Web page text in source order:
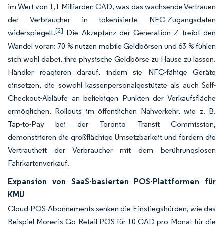
im Wert von 1,1 Milliarden CAD, was das wachsende Vertrauen
der Verbraucher in tokenisierte NFC-Zugangsdaten
widerspiegelt.[2] Die Akzeptanz der Generation Z treibt den
Wandel voran: 70 % nutzen mobile Geldbörsen und 63 % fühlen
sich wohl dabei, ihre physische Geldbörse zu Hause zu lassen.
Händler reagieren darauf, indem sie NFC-fähige Geräte
einsetzen, die sowohl kassenpersonalgestützte als auch Self-
Checkout-Abläufe an beliebigen Punkten der Verkaufsfläche
ermöglichen. Rollouts im öffentlichen Nahverkehr, wie z. B.
Tap-to-Pay bei der Toronto Transit Commission,
demonstrieren die großflächige Umsetzbarkeit und fördern die
Vertrautheit der Verbraucher mit dem berührungslosen
Fahrkartenverkauf.
Expansion von SaaS-basierten POS-Plattformen für
KMU
Cloud-POS-Abonnements senken die Einstiegshürden, wie das
Beispiel Moneris Go Retail POS für 10 CAD pro Monat für die